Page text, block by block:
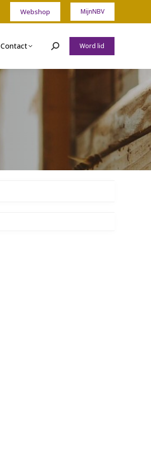
Webshop MijnNBV
Contact Zoeken:Word lid